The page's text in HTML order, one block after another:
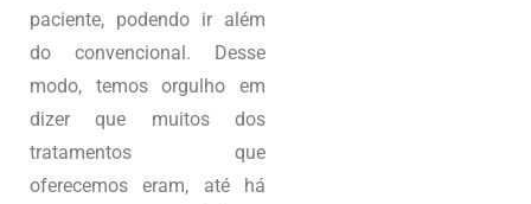
paciente, podendo ir além
do convencional. Desse
modo, temos orgulho em
dizer que muitos dos
tratamentos que
oferecemos eram, até há